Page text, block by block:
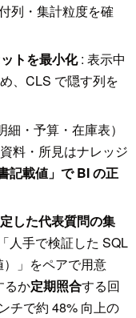
列・集計粒度を確
トを最小化: 表示中
、CLS で隠す列を
・予算・在庫表）
料・所見はナレッジ
記載値」で BI の正
した代表質問の集
人手で検証した SQL
」をペアで用意
るか定期照合する回
チで約 48% 向上の